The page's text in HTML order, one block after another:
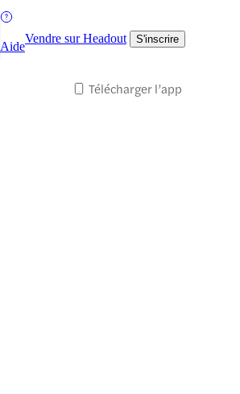
Aide
Vendre sur Headout S'inscrire
Télécharger l’app